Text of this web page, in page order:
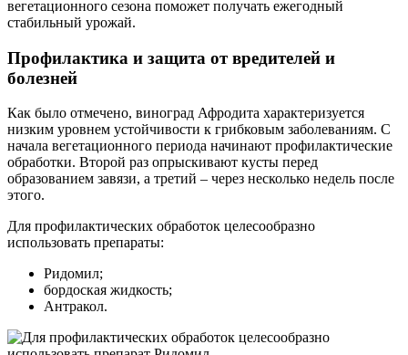
вегетационного сезона поможет получать ежегодный
стабильный урожай.
Профилактика и защита от вредителей и
болезней
Как было отмечено, виноград Афродита характеризуется
низким уровнем устойчивости к грибковым заболеваниям. С
начала вегетационного периода начинают профилактические
обработки. Второй раз опрыскивают кусты перед
образованием завязи, а третий – через несколько недель после
этого.
Для профилактических обработок целесообразно
использовать препараты:
Ридомил;
бордоская жидкость;
Антракол.